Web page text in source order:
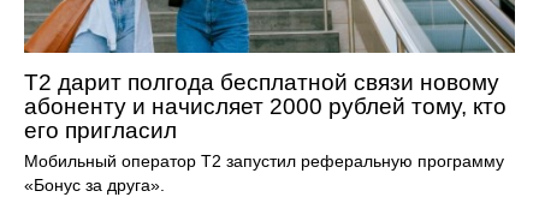
Т2 дарит полгода бесплатной связи новому
абоненту и начисляет 2000 рублей тому, кто
его пригласил
Мобильный оператор Т2 запустил реферальную программу
«Бонус за друга».